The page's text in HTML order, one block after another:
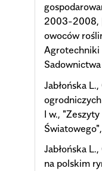
2003-2008,
owoców
Agrotechniki
Jabłońska
I w.,
Jabłońska
na polskim